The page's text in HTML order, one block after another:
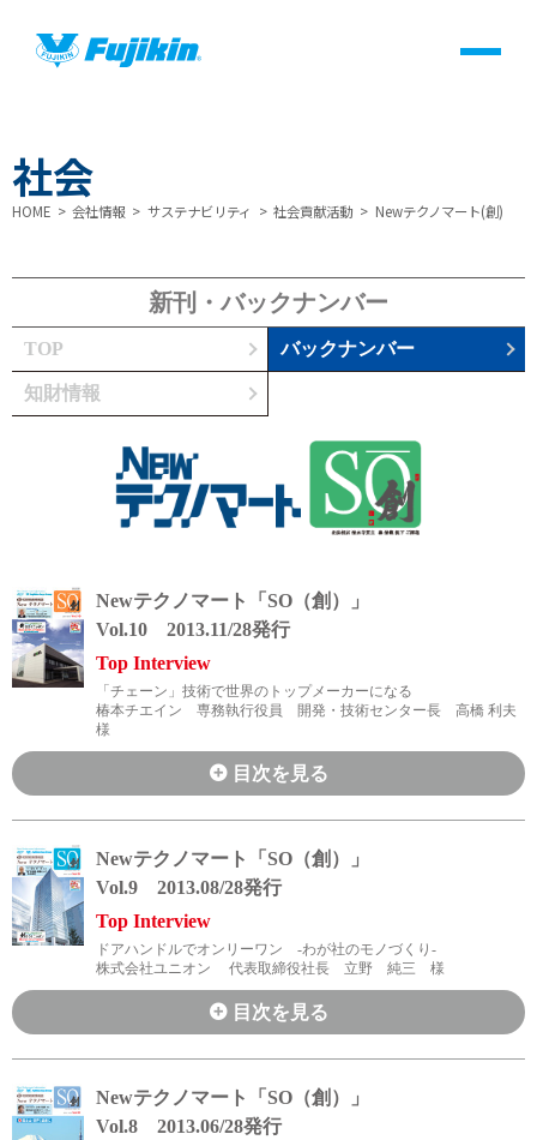
バルブ・継手・システムを探す
よくあるご質問・用語集(FAQ)
製品サポート一覧
医療・ヘルスケア
トップメッセージ
サステナビリティ
沿革
受賞歴
認定・資格
ステートメント・スローガン
社会
HOME 会社情報 サステナビリティ 社会貢献活動 Newテクノマート(創)
新刊・バックナンバー
TOP バックナンバー
知財情報
Newテクノマート「SO（創）」
Vol.10 2013.11/28発行
Top Interview
「チェーン」技術で世界のトップメーカーになる
椿本チエイン 専務執行役員 開発・技術センター長 高橋 利夫
様
目次を見る
Newテクノマート「SO（創）」
Vol.9 2013.08/28発行
Top Interview
ドアハンドルでオンリーワン -わが社のモノづくり-
株式会社ユニオン 代表取締役社長 立野 純三 様
目次を見る
Newテクノマート「SO（創）」
Vol.8 2013.06/28発行